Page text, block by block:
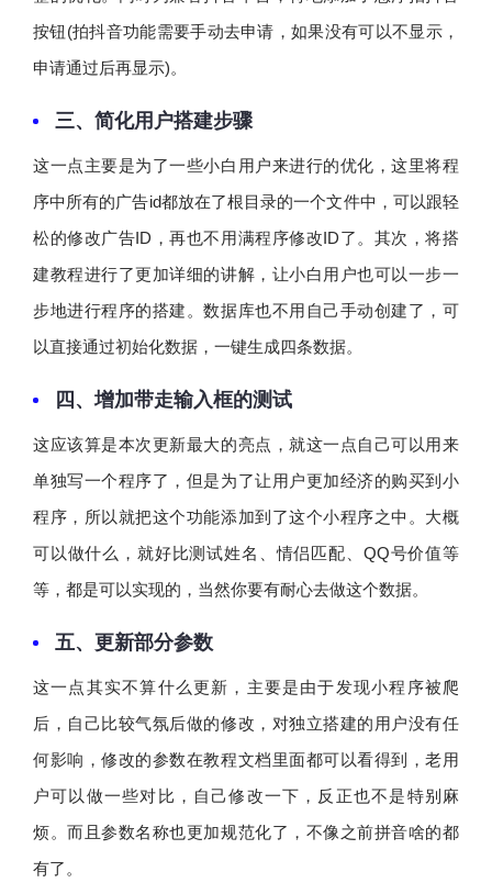
按钮(拍抖音功能需要手动去申请，如果没有可以不显示，
申请通过后再显示)。
三、简化用户搭建步骤
这一点主要是为了一些小白用户来进行的优化，这里将程
序中所有的广告id都放在了根目录的一个文件中，可以跟轻
松的修改广告ID，再也不用满程序修改ID了。其次，将搭
建教程进行了更加详细的讲解，让小白用户也可以一步一
步地进行程序的搭建。数据库也不用自己手动创建了，可
以直接通过初始化数据，一键生成四条数据。
四、增加带走输入框的测试
这应该算是本次更新最大的亮点，就这一点自己可以用来
单独写一个程序了，但是为了让用户更加经济的购买到小
程序，所以就把这个功能添加到了这个小程序之中。大概
可以做什么，就好比测试姓名、情侣匹配、QQ号价值等
等，都是可以实现的，当然你要有耐心去做这个数据。
五、更新部分参数
这一点其实不算什么更新，主要是由于发现小程序被爬
后，自己比较气氛后做的修改，对独立搭建的用户没有任
何影响，修改的参数在教程文档里面都可以看得到，老用
户可以做一些对比，自己修改一下，反正也不是特别麻
烦。而且参数名称也更加规范化了，不像之前拼音啥的都
有了。